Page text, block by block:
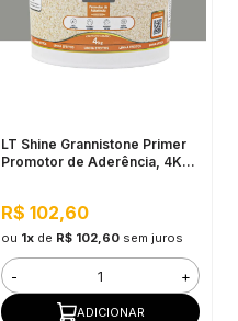
LT Shine Grannistone Primer
Promotor de Aderência, 4KG
R$ 102,60
ou 1xde R$ 102,60 sem juros
- +
ADICIONAR